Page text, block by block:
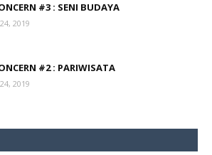
#3 : SENI BUDAYA
2019
#2 : PARIWISATA
2019